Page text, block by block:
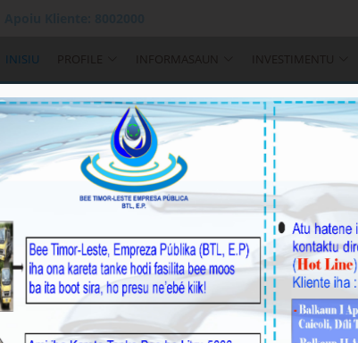
INISIU PROFILE INFORMASAUN INVESTIMENTU